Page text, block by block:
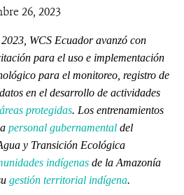
26, 2023
WCS Ecuador avanzó con
para el uso e implementación
para el monitoreo, registro de
en el desarrollo de actividades
áreas protegidas. Los entrenamientos
personal gubernamental del
y Transición Ecológica
indígenas de la Amazonía
gestión territorial indígena.